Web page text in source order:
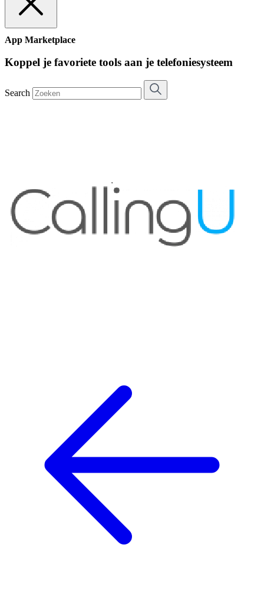
App Marketplace
Koppel je favoriete tools aan je telefoniesysteem
Search